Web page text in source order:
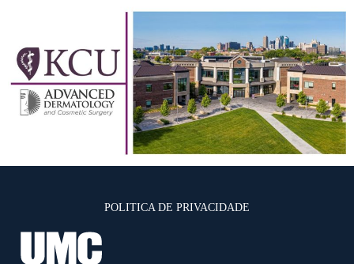
POLITICA DE PRIVACIDADE